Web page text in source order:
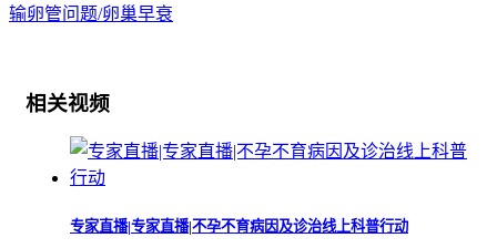
输卵管问题/卵巢早衰
相关视频
专家直播|专家直播|不孕不育病因及诊治线上科普行动